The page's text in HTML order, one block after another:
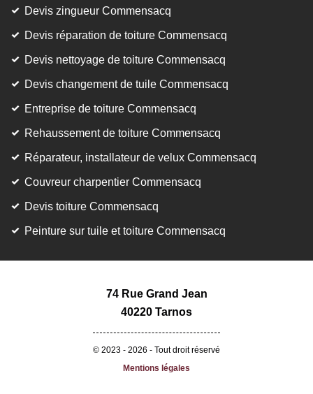
Devis zingueur Commensacq
Devis réparation de toiture Commensacq
Devis nettoyage de toiture Commensacq
Devis changement de tuile Commensacq
Entreprise de toiture Commensacq
Rehaussement de toiture Commensacq
Réparateur, installateur de velux Commensacq
Couvreur charpentier Commensacq
Devis toiture Commensacq
Peinture sur tuile et toiture Commensacq
74 Rue Grand Jean
40220 Tarnos
© 2023 - 2026 - Tout droit réservé
Mentions légales